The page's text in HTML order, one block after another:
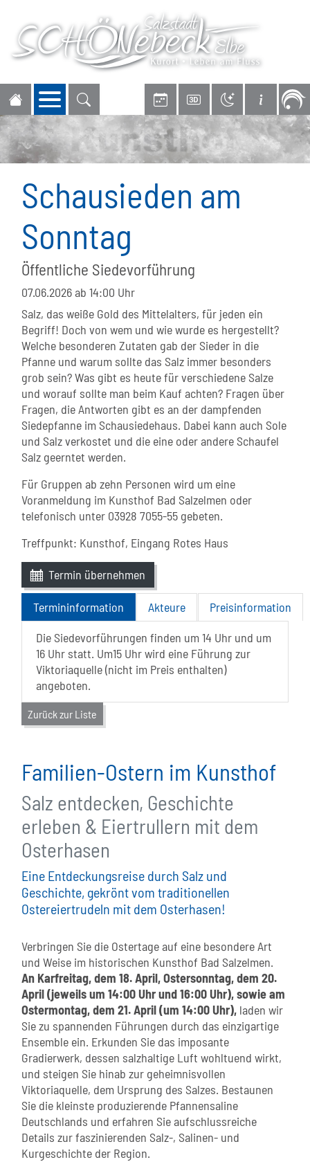
Navigation öffnen
Schausieden am
Sonntag
Öffentliche Siedevorführung
07.06.2026ab 14:00 Uhr
Salz, das weiße Gold des Mittelalters, für jeden ein
Begriff! Doch von wem und wie wurde es hergestellt?
Welche besonderen Zutaten gab der Sieder in die
Pfanne und warum sollte das Salz immer besonders
grob sein? Was gibt es heute für verschiedene Salze
und worauf sollte man beim Kauf achten? Fragen über
Fragen, die Antworten gibt es an der dampfenden
Siedepfanne im Schausiedehaus. Dabei kann auch Sole
und Salz verkostet und die eine oder andere Schaufel
Salz geerntet werden.
Für Gruppen ab zehn Personen wird um eine
Voranmeldung im Kunsthof Bad Salzelmen oder
telefonisch unter 03928 7055-55 gebeten.
Treffpunkt: Kunsthof, Eingang Rotes Haus
Termin übernehmen
Termininformation Akteure
Preisinformation
Die Siedevorführungen finden um 14 Uhr und um
16 Uhr statt. Um15 Uhr wird eine Führung zur
Viktoriaquelle (nicht im Preis enthalten)
angeboten.
Zurück zur Liste
Familien-Ostern im Kunsthof
Salz entdecken, Geschichte
erleben & Eiertrullern mit dem
Osterhasen
Eine Entdeckungsreise durch Salz und
Geschichte, gekrönt vom traditionellen
Ostereiertrudeln mit dem Osterhasen!
Verbringen Sie die Ostertage auf eine besondere Art
und Weise im historischen Kunsthof Bad Salzelmen.
An Karfreitag, dem 18. April, Ostersonntag, dem 20.
April (jeweils um 14:00 Uhr und 16:00 Uhr), sowie am
Ostermontag, dem 21. April (um 14:00 Uhr), laden wir
Sie zu spannenden Führungen durch das einzigartige
Ensemble ein. Erkunden Sie das imposante
Gradierwerk, dessen salzhaltige Luft wohltuend wirkt,
und steigen Sie hinab zur geheimnisvollen
Viktoriaquelle, dem Ursprung des Salzes. Bestaunen
Sie die kleinste produzierende Pfannensaline
Deutschlands und erfahren Sie aufschlussreiche
Details zur faszinierenden Salz-, Salinen- und
Kurgeschichte der Region.